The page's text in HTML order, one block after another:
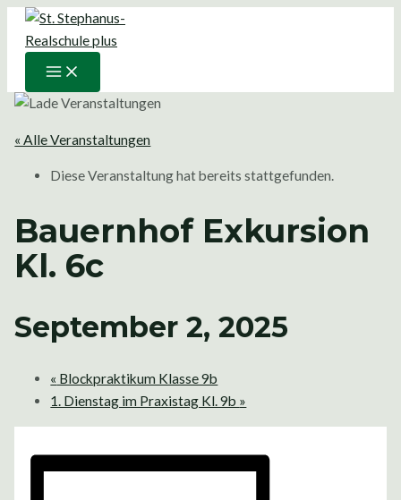
Zum
Inhalt
springen
Main
Menu
« Alle Veranstaltungen
Diese Veranstaltung hat bereits stattgefunden.
Bauernhof Exkursion
Kl. 6c
September 2, 2025
« Blockpraktikum Klasse 9b
1. Dienstag im Praxistag Kl. 9b »